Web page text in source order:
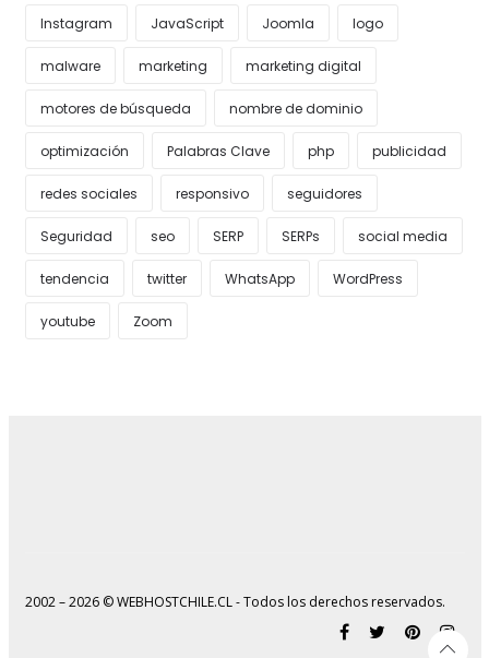
Instagram JavaScript Joomla logo
malware marketing marketing digital
motores de búsqueda nombre de dominio
optimización Palabras Clave php publicidad
redes sociales responsivo seguidores
Seguridad seo SERP SERPs social media
tendencia twitter WhatsApp WordPress
youtube Zoom
2002 – 2026 © WEBHOSTCHILE.CL - Todos los derechos reservados.